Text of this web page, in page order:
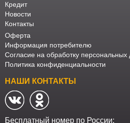
Кредит
Новости
Контакты
Оферта
Информация потребителю
Согласие на обработку персональных
Политика конфиденциальности
НАШИ КОНТАКТЫ
Бесплатный номер по России: